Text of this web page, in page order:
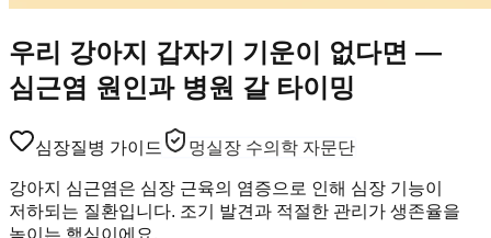
우리 강아지 갑자기 기운이 없다면 —
심근염 원인과 병원 갈 타이밍
심장질병 가이드 멍실장 수의학 자문단
강아지 심근염은 심장 근육의 염증으로 인해 심장 기능이
저하되는 질환입니다. 조기 발견과 적절한 관리가 생존율을
높이는 핵심이에요.